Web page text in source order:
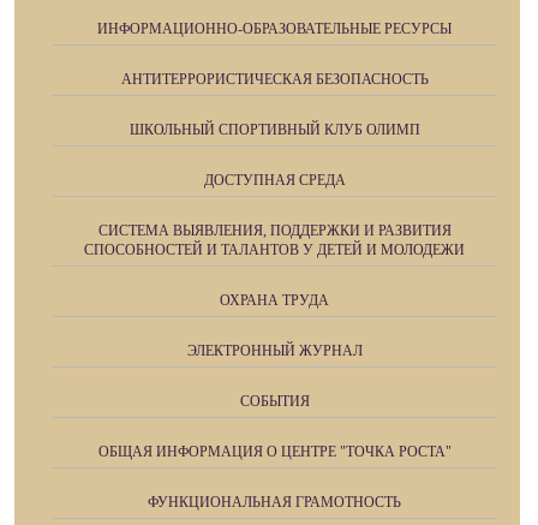
ИНФОРМАЦИОННО-ОБРАЗОВАТЕЛЬНЫЕ РЕСУРСЫ
АНТИТЕРРОРИСТИЧЕСКАЯ БЕЗОПАСНОСТЬ
ШКОЛЬНЫЙ СПОРТИВНЫЙ КЛУБ ОЛИМП
ДОСТУПНАЯ СРЕДА
СИСТЕМА ВЫЯВЛЕНИЯ, ПОДДЕРЖКИ И РАЗВИТИЯ
СПОСОБНОСТЕЙ И ТАЛАНТОВ У ДЕТЕЙ И МОЛОДЕЖИ
ОХРАНА ТРУДА
ЭЛЕКТРОННЫЙ ЖУРНАЛ
СОБЫТИЯ
ОБЩАЯ ИНФОРМАЦИЯ О ЦЕНТРЕ "ТОЧКА РОСТА"
ФУНКЦИОНАЛЬНАЯ ГРАМОТНОСТЬ